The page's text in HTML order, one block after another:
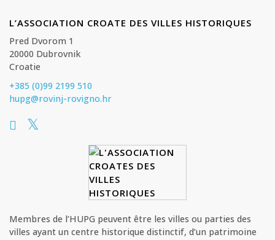
L’ASSOCIATION CROATE DES VILLES HISTORIQUES
Pred Dvorom 1
20000 Dubrovnik
Croatie
+385 (0)99 2199 510
hupg@rovinj-rovigno.hr
Membres de l’HUPG peuvent être les villes ou parties des
villes ayant un centre historique distinctif, d’un patrimoine